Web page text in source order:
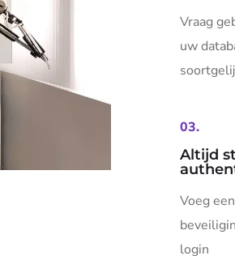
Vraag
uw
03.
Altijd
Voeg
login